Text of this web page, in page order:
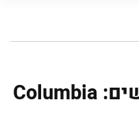
מעיל מבודד לנשים: Columbia